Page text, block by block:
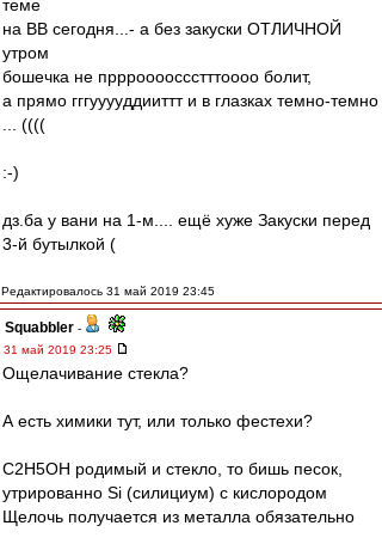
теме
на ВВ сегодня...- а без закуски ОТЛИЧНОЙ
утром
бошечка не прррооооссстттоооо болит,
а прямо гггууууддииттт и в глазках темно-темно
... ((((
:-)
дз.ба у вани на 1-м.... ещё хуже Закуски перед
3-й бутылкой (
Редактировалось 31 май 2019 23:45
Squabbler -
31 май 2019 23:25
Ощелачивание стекла?
А есть химики тут, или только фестехи?
С2Н5ОН родимый и стекло, то бишь песок,
утрированно Si (силициум) с кислородом
Щелочь получается из металла обязательно